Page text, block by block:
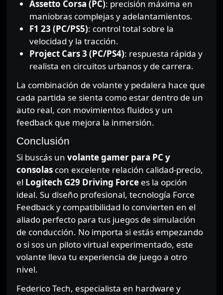
Assetto Corsa (PC): precisión máxima en
maniobras complejas y adelantamientos.
F1 23 (PC/PS5): control total sobre la
velocidad y la tracción.
Project Cars 3 (PC/PS4): respuesta rápida y
realista en circuitos urbanos y de carrera.
La combinación de volante y pedalera hace que
cada partida se sienta como estar dentro de un
auto real, con movimientos fluidos y un
feedback que mejora la inmersión.
Conclusión
Si buscás un volante gamer para PC y
consolascon excelente relación calidad-precio,
el Logitech G29 Driving Forcees la opción
ideal. Su diseño profesional, tecnología Force
Feedback y compatibilidad lo convierten en el
aliado perfecto para tus juegos de simulación
de conducción. No importa si estás empezando
o si sos un piloto virtual experimentado, este
volante lleva tu experiencia de juego a otro
nivel.
Federico Tech, especialista en hardware y